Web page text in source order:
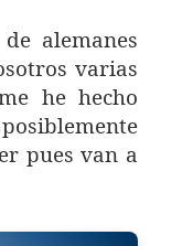
alemanes
varias
he hecho
pues van a